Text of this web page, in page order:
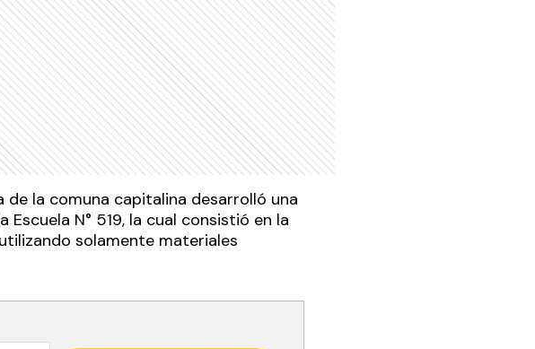
la comuna capitalina desarrolló una
N° 519, la cual consistió en la
solamente materiales